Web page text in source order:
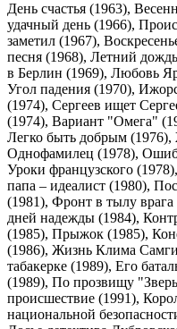
День счастья (1963),
удачный день (1966),
заметил (1967),
песня (1968), Летний
в Берлин (1969), Любовь
Угол падения (1970),
(1974), Сергеев ищет
(1974), Вариант "Омега"
Легко быть добрым (1976),
Однофамилец (1978),
Уроки французского
папа – идеалист (1980),
(1981), Фронт в тылу
дней надежды (1984),
(1985), Прыжок (1985),
(1986), Жизнь Клима
табакерке (1989), Его
(1989), По прозвищу
происшествие (1991),
национальной